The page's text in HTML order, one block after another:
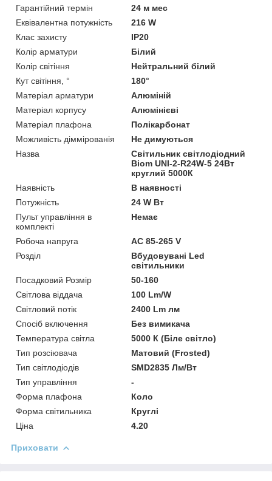
Гарантійний термін
24 м мес
Еквівалентна потужність
216 W
Клас захисту
IP20
Колір арматури
Білий
Колір світіння
Нейтральний білий
Кут світіння, °
180°
Матеріал арматури
Алюміній
Матеріал корпусу
Алюмінієві
Матеріал плафона
Полікарбонат
Можливість діммірованія
Не димуються
Назва
Світильник світлодіодний
Biom UNI-2-R24W-5 24Вт
круглий 5000К
Наявність
В наявності
Потужність
24 W Вт
Пульт управління в
комплекті
Немає
Робоча напруга
AC 85-265 V
Розділ
Вбудовувані Led
світильники
Посадковий Розмір
50-160
Світлова віддача
100 Lm/W
Світловий потік
2400 Lm лм
Спосіб включення
Без вимикача
Температура світла
5000 К (Біле світло)
Тип розсіювача
Матовий (Frosted)
Тип світлодіодів
SMD2835 Лм/Вт
Тип управління
-
Форма плафона
Коло
Форма світильника
Круглі
Ціна
4.20
Приховати